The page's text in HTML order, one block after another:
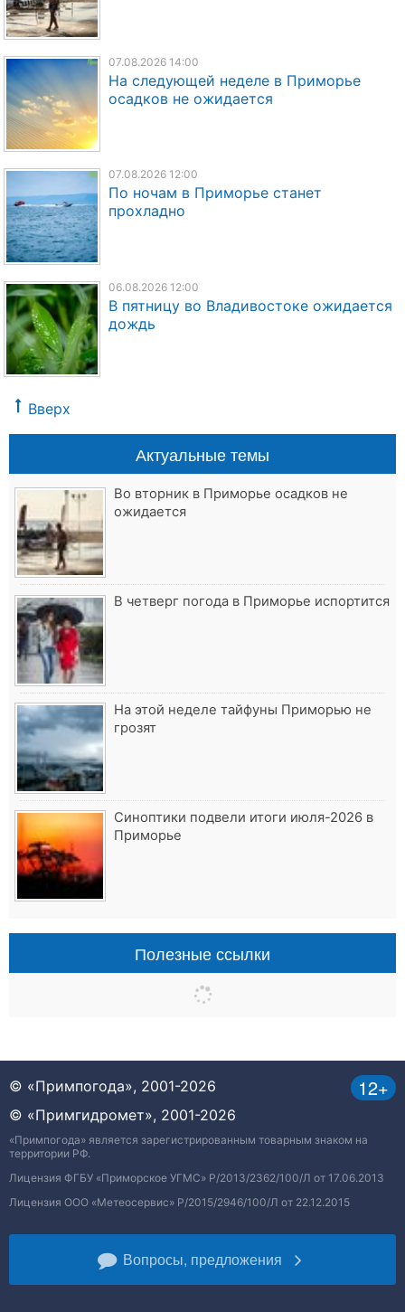
07.08.2026 14:00
На следующей неделе в Приморье
осадков не ожидается
07.08.2026 12:00
По ночам в Приморье станет
прохладно
06.08.2026 12:00
В пятницу во Владивостоке ожидается
дождь
Вверх
Актуальные темы
Во вторник в Приморье осадков не
ожидается
В четверг погода в Приморье испортится
На этой неделе тайфуны Приморью не
грозят
Синоптики подвели итоги июля-2026 в
Приморье
Полезные ссылки
12+
© «Примпогода», 2001-2026
© «Примгидромет», 2001-2026
«Примпогода» является зарегистрированным товарным знаком на
территории РФ.
Лицензия ФГБУ «Приморское УГМС» Р/2013/2362/100/Л от 17.06.2013
Лицензия ООО «Метеосервис» Р/2015/2946/100/Л от 22.12.2015
Вопросы, предложения